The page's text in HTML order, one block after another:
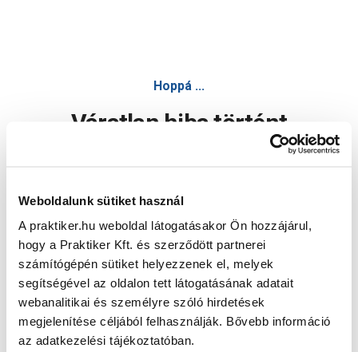
Weboldalunk sütiket használ
A praktiker.hu weboldal látogatásakor Ön hozzájárul,
hogy a Praktiker Kft. és szerződött partnerei
számítógépén sütiket helyezzenek el, melyek
segítségével az oldalon tett látogatásának adatait
webanalitikai és személyre szóló hirdetések
megjelenítése céljából felhasználják. Bővebb információ
az adatkezelési tájékoztatóban.
Hoppá ...
Váratlan hiba történt
Oldal újratöltése